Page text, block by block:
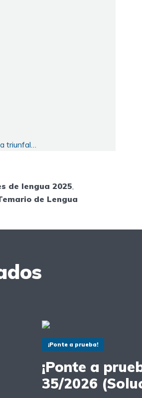
triunfal…
de lengua 2025
de Lengua
¡Ponte a prueba!
¡Ponte a
35/2026